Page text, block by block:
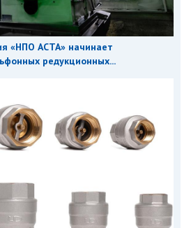
«НПО АСТА» начинает
редукционных...